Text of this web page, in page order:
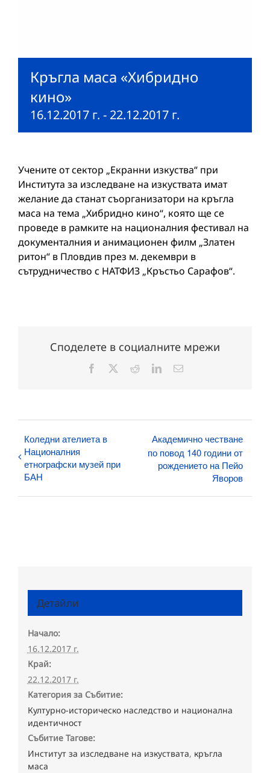
Кръгла маса «Хибридно
кино»
16.12.2017 г. - 22.12.2017 г.
Учените от сектор „Екранни изкуства“ при
Института за изследване на изкуствата имат
желание да станат съорганизатори на кръгла
маса на тема „Хибридно кино“, която ще се
проведе в рамките на националния фестивал на
документалния и анимационен филм „Златен
ритон“ в Пловдив през м. декември в
сътрудничество с НАТФИЗ „Кръстьо Сарафов“.
Споделете в социалните мрежи
Facebook RedditLinkedInЕлектронна
Коледни ателиета в
Националния
етнографски музей при
БАН
Академично честване
по повод 140 години от
рождението на Пейо
Яворов
Детайли
Начало:
16.12.2017 г.
Край:
22.12.2017 г.
Категория за Събитие:
Културно-историческо наследство и национална
идентичност
Събитие Тагове:
Институт за изследване на изкуствата, кръгла
маса